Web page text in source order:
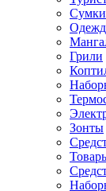
Сумки
Грили
Зонты